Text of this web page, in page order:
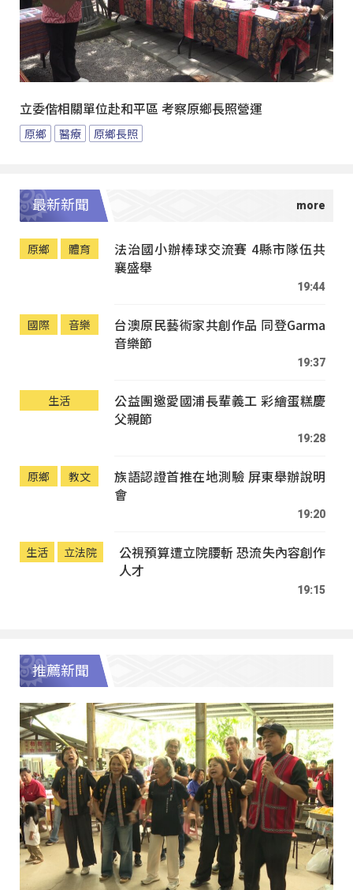
立委偕相關單位赴和平區 考察原鄉長照營運
原鄉 醫療 原鄉長照
最新新聞
原鄉 體育
法治國小辦棒球交流賽 4縣市隊伍共
襄盛舉
19:44
國際 音樂
台澳原民藝術家共創作品 同登Garma
音樂節
19:37
生活
公益團邀愛國浦長輩義工 彩繪蛋糕慶
父親節
19:28
原鄉 教文
族語認證首推在地測驗 屏東舉辦說明
會
19:20
生活 立法院
公視預算遭立院腰斬 恐流失內容創作
人才
19:15
推薦新聞